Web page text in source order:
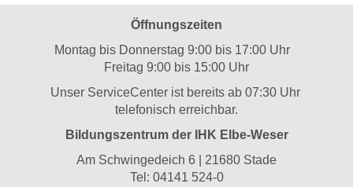
Öffnungszeiten
Montag bis Donnerstag 9:00 bis 17:00 Uhr
Freitag 9:00 bis 15:00 Uhr
Unser ServiceCenter ist bereits ab 07:30 Uhr
telefonisch erreichbar.
Bildungszentrum der IHK Elbe-Weser
Am Schwingedeich 6 | 21680 Stade
Tel: 04141 524-0